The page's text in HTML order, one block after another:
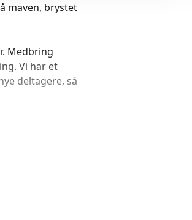
maven, brystet
Medbring
Vi har et
deltagere, så